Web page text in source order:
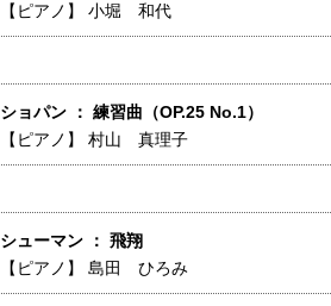
【ピアノ】 小堀 和代
ショパン ： 練習曲（OP.25 No.1）
【ピアノ】 村山 真理子
シューマン ： 飛翔
【ピアノ】 島田 ひろみ